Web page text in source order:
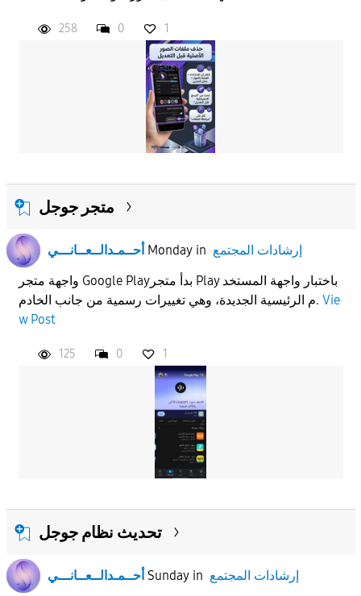
258 0 1
متجر جوجل
أحــمـدالــعــانـــي Mondayin إرشادات المجتمع
واجهة متجر Google Playبدأ متجر Play باختبار واجهة المستخد
م الرئيسية الجديدة، وهي تغييرات رسمية من جانب الخادم. Vie
w Post
125 0 1
تحديث نظام جوجل
أحــمـدالــعــانـــي Sundayin إرشادات المجتمع